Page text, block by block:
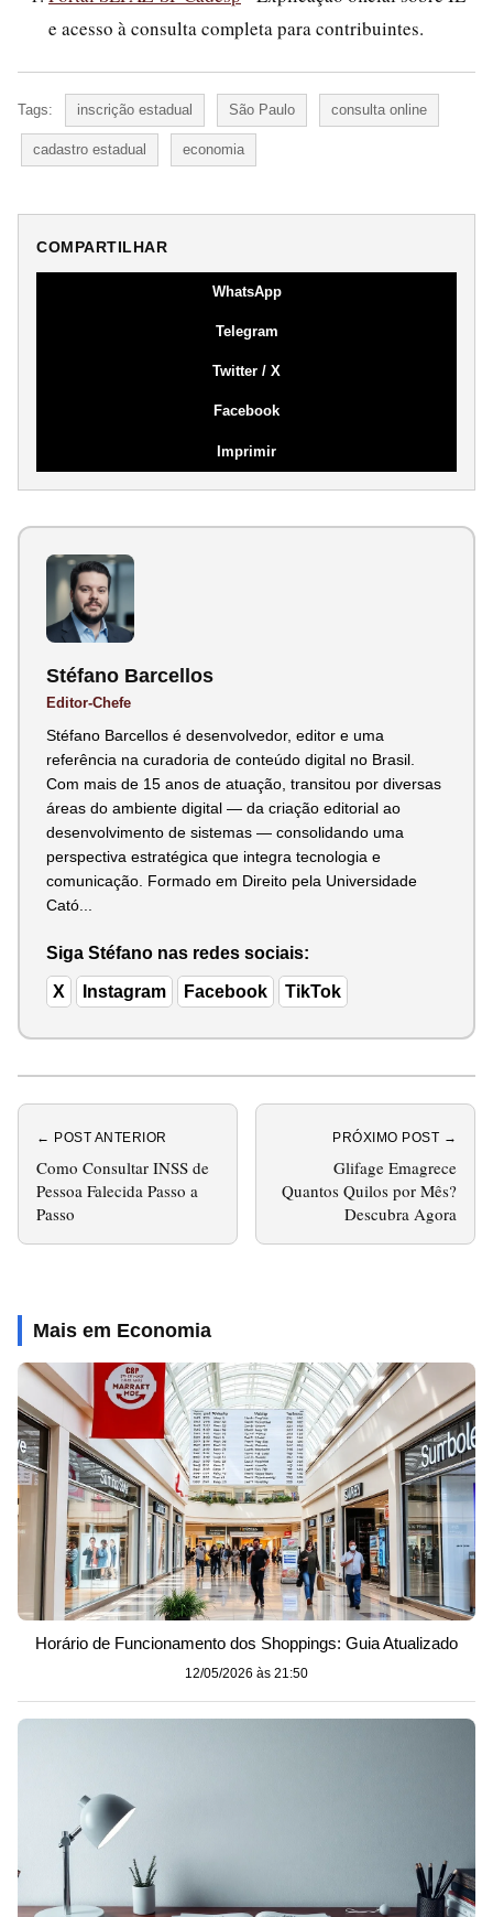
e acesso à consulta completa para contribuintes.
Tags: inscrição estadual São Paulo consulta online
cadastro estadual economia
COMPARTILHAR
WhatsApp
Telegram
Twitter / X
Facebook
Imprimir
Stéfano Barcellos
Editor-Chefe
Stéfano Barcellos é desenvolvedor, editor e uma
referência na curadoria de conteúdo digital no Brasil.
Com mais de 15 anos de atuação, transitou por diversas
áreas do ambiente digital — da criação editorial ao
desenvolvimento de sistemas — consolidando uma
perspectiva estratégica que integra tecnologia e
comunicação. Formado em Direito pela Universidade
Cató...
Siga Stéfano nas redes sociais:
X Instagram Facebook TikTok
← POST ANTERIOR
Como Consultar INSS de
Pessoa Falecida Passo a
Passo
PRÓXIMO POST →
Glifage Emagrece
Quantos Quilos por Mês?
Descubra Agora
Mais em Economia
Horário de Funcionamento dos Shoppings: Guia Atualizado
12/05/2026 às 21:50